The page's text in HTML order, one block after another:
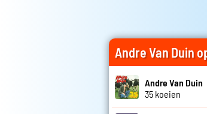
Andre Van Duin
Andre Van Duin
35 koeien